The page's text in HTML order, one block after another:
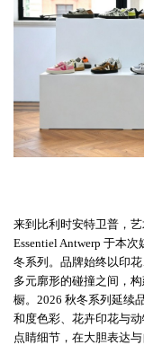
来到比利时安特卫普，
Essentiel Antwerp 于本
冬系列。品牌始终以印
多元廓形的碰撞之间，
橱。2026 秋冬系列延续
和度色彩、花卉印花与
点睛细节，在大胆表达